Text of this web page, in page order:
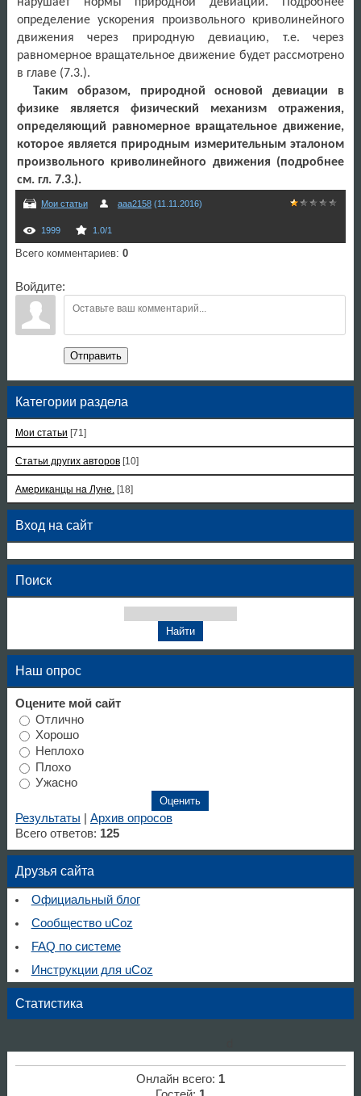
определение ускорения произвольного криволинейного
движения через природную девиацию, т.е. через
равномерное вращательное движение будет рассмотрено
в главе (7.3.).
Таким образом, природной основой девиации в
физике является физический механизм отражения,
определяющий равномерное вращательное движение,
которое является природным измерительным эталоном
произвольного криволинейного движения (подробнее
см. гл. 7.3.).
Мои статьи aaa2158(11.11.2016)
1999 1.0/1
Всего комментариев: 0
Войдите:
Отправить
Категории раздела
Мои статьи [71]
Статьи других авторов [10]
Американцы на Луне. [18]
Вход на сайт
Поиск
Наш опрос
Оцените мой сайт
Отлично
Хорошо
Неплохо
Плохо
Ужасно
Результаты
Архив опросов
Всего ответов: 125
Друзья сайта
Официальный блог
Сообщество uCoz
FAQ по системе
Инструкции для uCoz
Статистика
Онлайн всего: 1